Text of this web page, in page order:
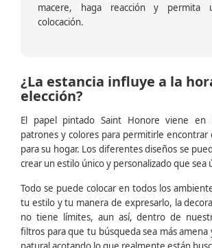
macere, haga reacción y permita
colocación.
¿La estancia influye a la
elección?
El papel pintado Saint Honore viene en
patrones y colores para permitirle encontrar
para su hogar. Los diferentes diseños se
crear un estilo único y personalizado que sea
Todo se puede colocar en todos los
tu estilo y tu manera de expresarlo, la
no tiene límites, aun así, dentro de
filtros para que tu búsqueda sea más